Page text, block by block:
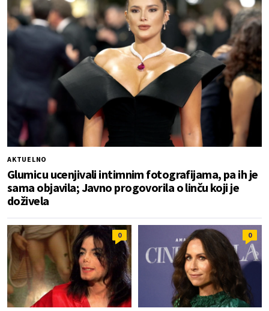
AKTUELNO
Glumicu ucenjivali intimnim fotografijama, pa ih je
sama objavila; Javno progovorila o linču koji je
doživela
0 0